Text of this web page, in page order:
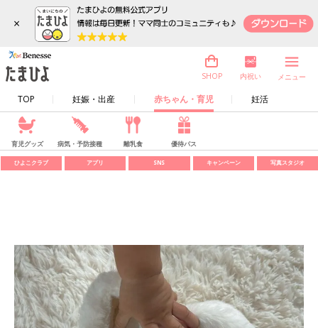
×
TOP 妊娠・出産 赤ちゃん・育児 妊活
SHOP 内祝い メニュー
育児グッズ 病気・予防接種 離乳食 優待パス
ひよこクラブ アプリ SNS キャンペーン 写真スタジオ